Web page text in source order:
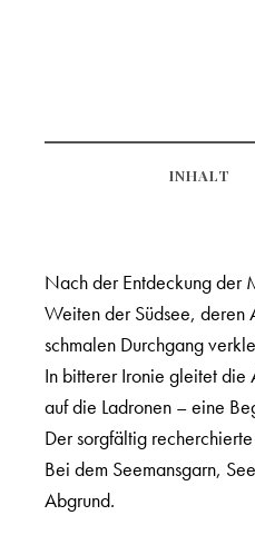
INHALT
Nach der Entdeckung der
Weiten der Südsee, deren
schmalen Durchgang
In bitterer Ironie gleitet die
auf die Ladronen – eine
Der sorgfältig
Bei dem Seemansgarn,
Abgrund.